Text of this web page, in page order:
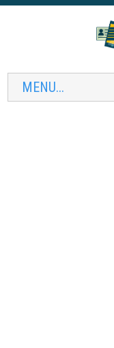
MENU...